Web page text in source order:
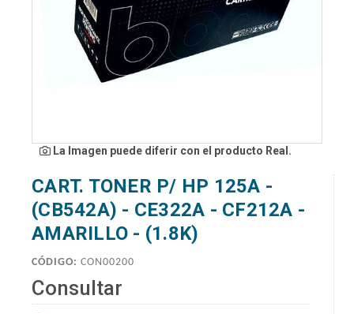
La Imagen puede diferir con el producto Real.
CART. TONER P/ HP 125A -
(CB542A) - CE322A - CF212A -
AMARILLO - (1.8K)
CÓDIGO: CON00200
Consultar